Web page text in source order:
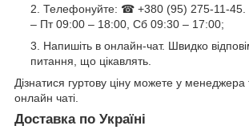
Телефонуйте: ☎ +380 (95) 275-11-
– Пт 09:00 – 18:00, Сб 09:30 – 17:00;
Напишіть в онлайн-чат. Швидко
питання, що цікавлять.
Дізнатися гуртову ціну можете у
онлайн чаті.
Доставка по Україні